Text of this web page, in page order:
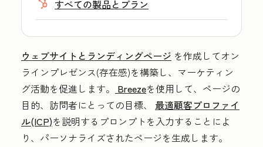
すべての製品とプラン
ウェブサイトとランディングページ を作成してオン
ラインプレゼンス(存在感)を構築し、マーケティン
グ活動を促進します。
Breezeを使用して、ページの
目的、訪問者にとっての目標、 最適顧客プロファイ
ル(ICP)を説明するプロンプトを入力することによ
り、パーソナライズされたページを生成します。